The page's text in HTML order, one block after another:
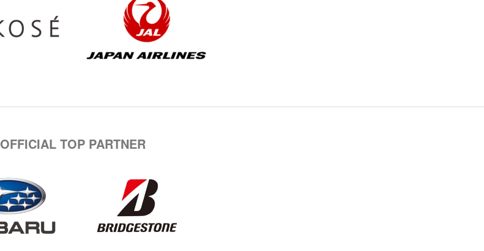
OFFICIAL TOP PARTNER